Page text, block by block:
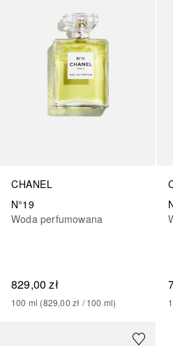
CHANEL
N°19
Woda perfumowana
829,00 zł
100 ml (829,00 zł / 100 ml)